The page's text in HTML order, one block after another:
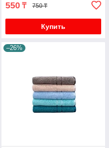
550 ₸ 750 ₸
Купить
–26%